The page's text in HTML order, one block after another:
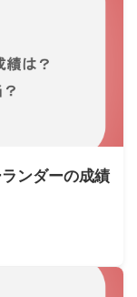
ンダーの成績